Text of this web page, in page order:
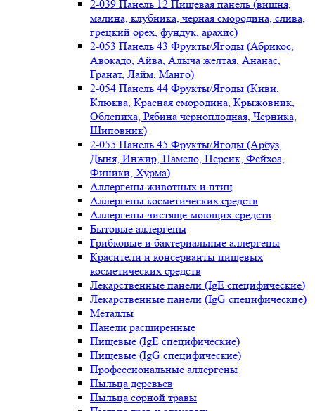
2-039 Панель 12 Пищевая панель (вишня,
малина, клубника, черная смородина, слива,
грецкий орех, фундук, арахис)
2-053 Панель 43 Фрукты/Ягоды (Абрикос,
Авокадо, Айва, Алыча желтая, Ананас,
Гранат, Лайм, Манго)
2-054 Панель 44 Фрукты/Ягоды (Киви,
Клюква, Красная смородина, Крыжовник,
Облепиха, Рябина черноплодная, Черника,
Шиповник)
2-055 Панель 45 Фрукты/Ягоды (Арбуз,
Дыня, Инжир, Памело, Персик, Фейхоа,
Финики, Хурма)
Аллергены животных и птиц
Аллергены косметических средств
Аллергены чистяще-моющих средств
Бытовые аллергены
Грибковые и бактериальные аллергены
Красители и консерванты пищевых
косметических средств
Лекарственные панели (IgE специфические)
Лекарственные панели (IgG специфические)
Металлы
Панели расширенные
Пищевые (IgE специфические)
Пищевые (IgG специфические)
Профессиональные аллергены
Пыльца деревьев
Пыльца сорной травы